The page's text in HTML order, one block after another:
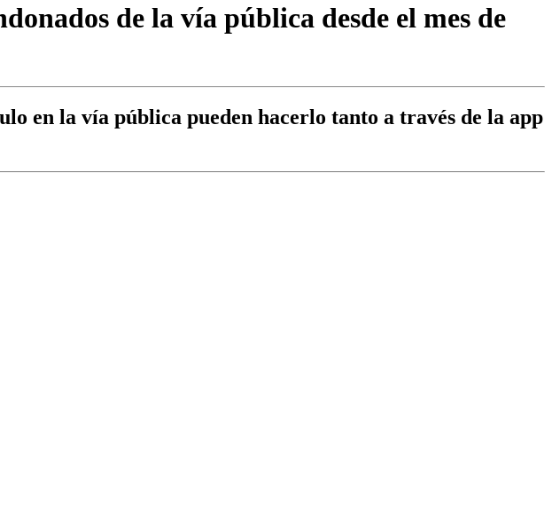
de la vía pública desde el mes de
en la vía pública pueden hacerlo tanto a través de la app